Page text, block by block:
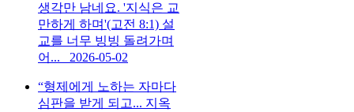
생각만 남네요. '지식은 교
만하게 하며'(고전 8:1) 설
교를 너무 빙빙 돌려가며
어...
2026-05-02
“형제에게 노하는 자마다
심판을 받게 되고... 지옥